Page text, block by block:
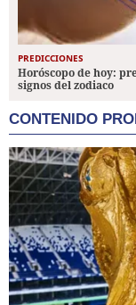
PREDICCIONES
Horóscopo de hoy:
signos del zodiaco
CONTENIDO